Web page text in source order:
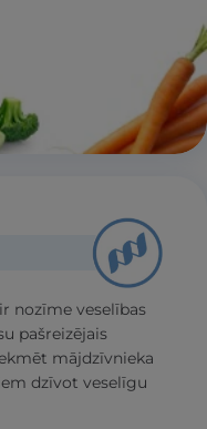
nozīme veselības
pašreizējais
mājdzīvnieka
dzīvot veselīgu